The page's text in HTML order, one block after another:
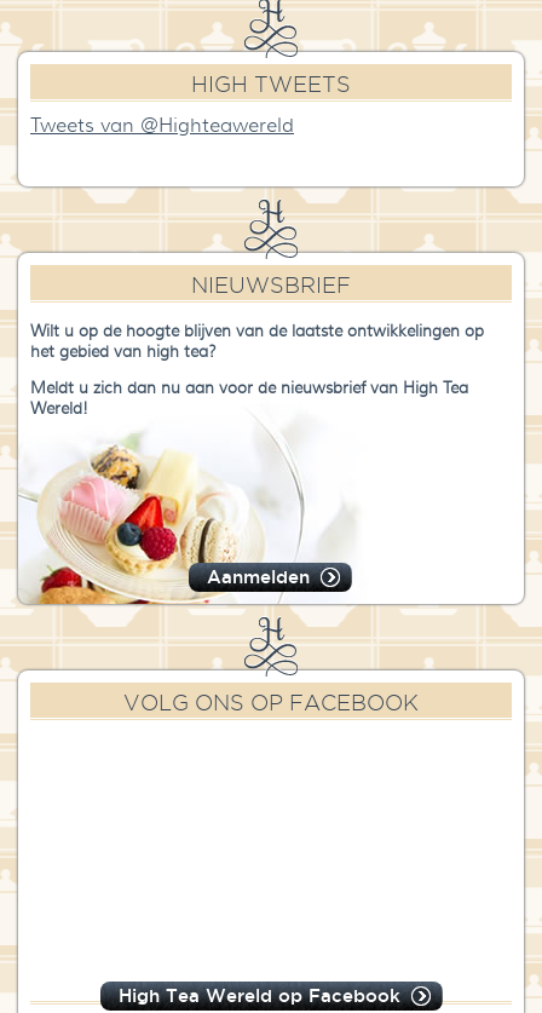
HIGH TWEETS
Tweets van @Highteawereld
NIEUWSBRIEF
Wilt u op de hoogte blijven van de laatste ontwikkelingen op
het gebied van high tea?
Meldt u zich dan nu aan voor de nieuwsbrief van High Tea
Wereld!
Aanmelden
VOLG ONS OP FACEBOOK
High Tea Wereld op Facebook